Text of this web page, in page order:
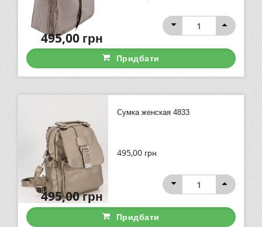
495,00грн
Придбати
Сумка женская 4833
495,00 грн
495,00грн
Придбати